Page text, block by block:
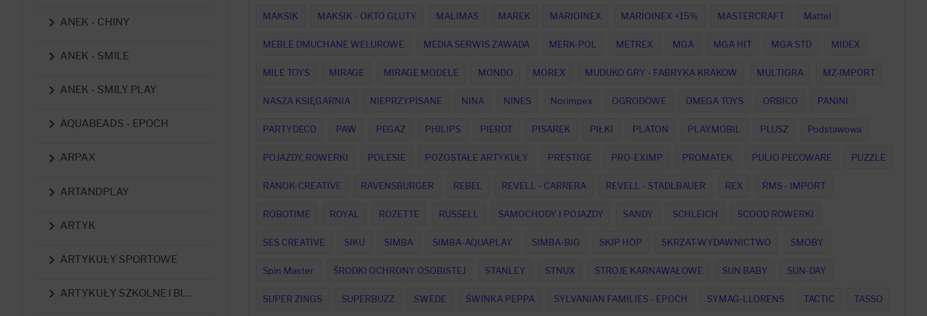
 ANEK - CHINY
 ANEK - SMILE
 ANEK - SMILY PLAY
 AQUABEADS - EPOCH
 ARPAX
 ARTANDPLAY
 ARTYK
 ARTYKUŁY SPORTOWE
 ARTYKUŁY SZKOLNE I BIUROWE
MAKSIK MAKSIK - OKTO GLUTY MALIMAS MAREK MARIOINEX MARIOINEX +15% MASTERCRAFT Mattel
MEBLE DMUCHANE WELUROWE MEDIA SERWIS ZAWADA MERK-POL METREX MGA MGA HIT MGA STD MIDEX
MILE TOYS MIRAGE MIRAGE MODELE MONDO MOREX MUDUKO GRY - FABRYKA KRAKOW MULTIGRA MZ-IMPORT
NASZA KSIĘGARNIA NIEPRZYPISANE NINA NINES Norimpex OGRODOWE OMEGA TOYS ORBICO PANINI
PARTYDECO PAW PEGAZ PHILIPS PIEROT PISAREK PIŁKI PLATON PLAYMOBIL PLUSZ Podstawowa
POJAZDY, ROWERKI POLESIE POZOSTAŁE ARTYKUŁY PRESTIGE PRO-EXIMP PROMATEK PULIO PECOWARE PUZZLE
RANOK-CREATIVE RAVENSBURGER REBEL REVELL - CARRERA REVELL - STADLBAUER REX RMS - IMPORT
ROBOTIME ROYAL ROZETTE RUSSELL SAMOCHODY I POJAZDY SANDY SCHLEICH SCOOD ROWERKI
SES CREATIVE SIKU SIMBA SIMBA-AQUAPLAY SIMBA-BIG SKIP HOP SKRZAT-WYDAWNICTWO SMOBY
Spin Master ŚRODKI OCHRONY OSOBISTEJ STANLEY STNUX STROJE KARNAWAŁOWE SUN BABY SUN-DAY
SUPER ZINGS SUPERBUZZ SWEDE ŚWINKA PEPPA SYLVANIAN FAMILIES - EPOCH SYMAG-LLORENS TACTIC TASSO